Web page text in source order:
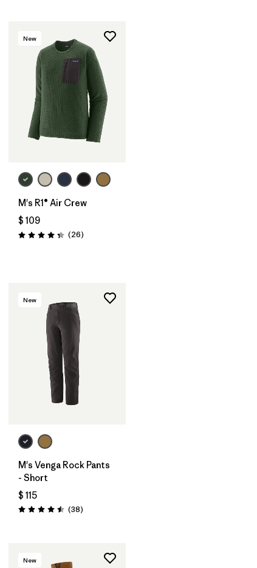
New
M's R1® Air Crew
$ 109
Valoración: 4.3 / 5
(26Comentarios
)
New
M's Venga Rock Pants
- Short
$ 115
Valoración: 4.5 / 5
(38Comentarios
)
New